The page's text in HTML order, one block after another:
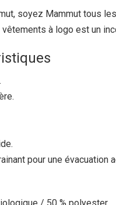
soyez Mammut tous
à logo est un
pour une évacuation